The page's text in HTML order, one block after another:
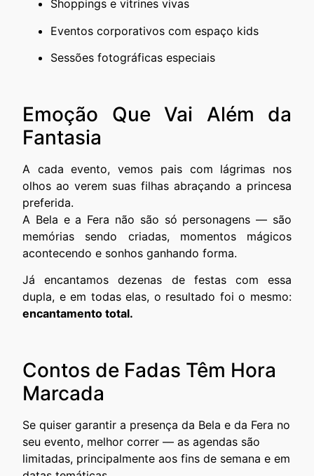
Shoppings e vitrines vivas
Eventos corporativos com espaço kids
Sessões fotográficas especiais
Emoção Que Vai Além da
Fantasia
A cada evento, vemos pais com lágrimas nos
olhos ao verem suas filhas abraçando a princesa
preferida.
A Bela e a Fera não são só personagens — são
memórias sendo criadas, momentos mágicos
acontecendo e sonhos ganhando forma.
Já encantamos dezenas de festas com essa
dupla, e em todas elas, o resultado foi o mesmo:
encantamento total.
Contos de Fadas Têm Hora
Marcada
Se quiser garantir a presença da Bela e da Fera no
seu evento, melhor correr — as agendas são
limitadas, principalmente aos fins de semana e em